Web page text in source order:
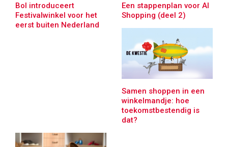
Bol introduceert
Festivalwinkel voor het
eerst buiten Nederland
Een stappenplan voor AI
Shopping (deel 2)
Samen shoppen in een
winkelmandje: hoe
toekomstbestendig is
dat?